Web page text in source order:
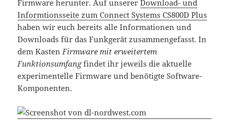
Firmware herunter. Auf unsererDownload- und
Informtionsseite zum Connect Systems CS800D Plus
haben wir euch bereits alle Informationen und
Downloads für das Funkgerät zusammengefasst. In
dem Kasten Firmware mit erweitertem
Funktionsumfangfindet ihr jeweils die aktuelle
experimentelle Firmware und benötigte Software-
Komponenten.